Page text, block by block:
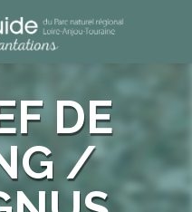
DE
/